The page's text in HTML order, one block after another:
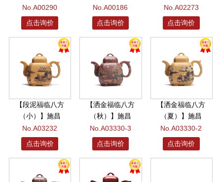
No.A00290
点击询价
No.A00186
点击询价
No.A02273
点击询价
【段泥福临八方
（小）】施昌
No.A03232
点击询价
【洒金福临八方
（秋）】施昌
No.A03330-3
点击询价
【洒金福临八方
（夏）】施昌
No.A03330-2
点击询价